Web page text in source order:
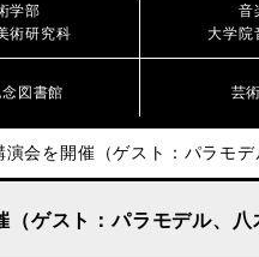
学部
術研究科
音
大学院
図書館 芸
会を開催（ゲスト：パラモデ
ゲスト：パラモデル、八